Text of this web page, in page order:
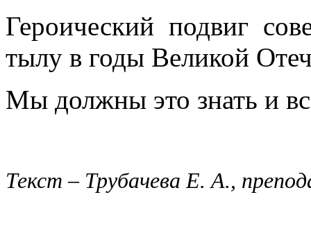
Героический подвиг
тылу в годы Великой
Мы должны это знать и
Текст – Трубачева Е. А.,